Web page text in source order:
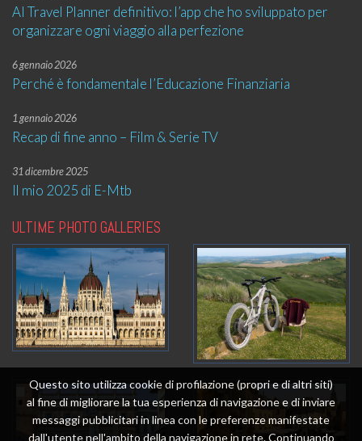
AI Travel Planner definitivo: l’app che ho sviluppato per
organizzare ogni viaggio alla perfezione
6 gennaio 2026
Perché è fondamentale l’Educazione Finanziaria
1 gennaio 2026
Recap di fine anno – Film & Serie TV
31 dicembre 2025
Il mio 2025 di E-Mtb
ULTIME PHOTO GALLERIES
Questo sito utilizza cookie di profilazione (propri e di altri siti)
al fine di migliorare la tua esperienza di navigazione e di inviare
messaggi pubblicitari in linea con le preferenze manifestate
dall'utente nell'ambito della navigazione in rete. Continuando